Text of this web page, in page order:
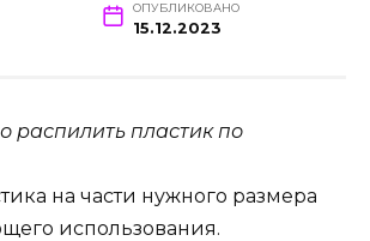
ОПУБЛИКОВАНО
15.12.2023
распилить пластик по
на части нужного размера
использования.